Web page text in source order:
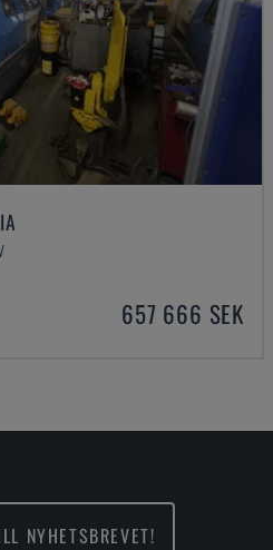
657 666 SEK
NYHETSBREVET!